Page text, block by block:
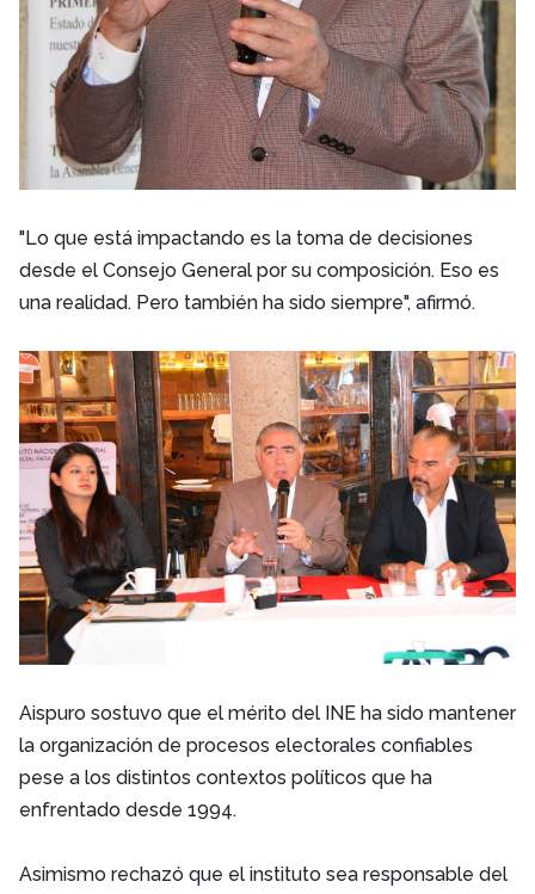
"Lo que está impactando es la toma de decisiones
desde el Consejo General por su composición. Eso es
una realidad. Pero también ha sido siempre", afirmó.
Aispuro sostuvo que el mérito del INE ha sido mantener
la organización de procesos electorales confiables
pese a los distintos contextos políticos que ha
enfrentado desde 1994.
Asimismo rechazó que el instituto sea responsable del